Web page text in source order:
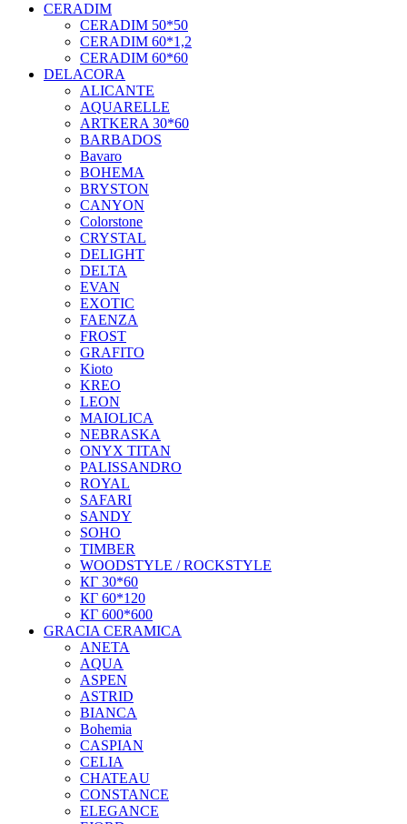
CERADIM
CERADIM 50*50
CERADIM 60*1,2
CERADIM 60*60
DELACORA
ALICANTE
AQUARELLE
ARTKERA 30*60
BARBADOS
Bavaro
BOHEMA
BRYSTON
CANYON
Colorstone
CRYSTAL
DELIGHT
DELTA
EVAN
EXOTIC
FAENZA
FROST
GRAFITO
Kioto
KREO
LEON
MAIOLICA
NEBRASKA
ONYX TITAN
PALISSANDRO
ROYAL
SAFARI
SANDY
SOHO
TIMBER
WOODSTYLE / ROCKSTYLE
КГ 30*60
КГ 60*120
КГ 600*600
GRACIA CERAMICA
ANETA
AQUA
ASPEN
ASTRID
BIANCA
Bohemia
CASPIAN
CELIA
CHATEAU
CONSTANCE
ELEGANCE